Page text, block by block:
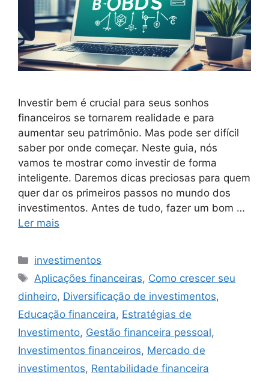
Investir bem é crucial para seus sonhos
financeiros se tornarem realidade e para
aumentar seu patrimônio. Mas pode ser difícil
saber por onde começar. Neste guia, nós
vamos te mostrar como investir de forma
inteligente. Daremos dicas preciosas para quem
quer dar os primeiros passos no mundo dos
investimentos. Antes de tudo, fazer um bom …
Ler mais
Categorias
investimentos
Tags
Aplicações financeiras, Como crescer seu
dinheiro, Diversificação de investimentos,
Educação financeira, Estratégias de
Investimento, Gestão financeira pessoal,
Investimentos financeiros, Mercado de
investimentos, Rentabilidade financeira